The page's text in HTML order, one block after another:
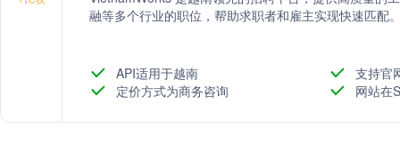
融等多个行业的职位，帮助求职者和雇主实现快速匹配
API适用于越南
支持官
定价方式为商务咨询
网站在